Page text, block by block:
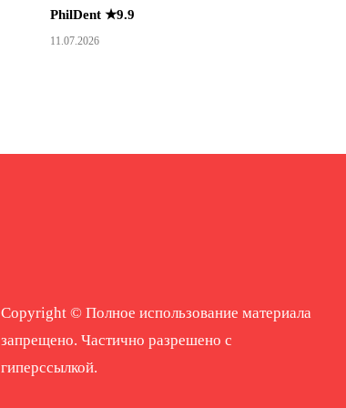
PhilDent ★9.9
11.07.2026
Copyright © Полное использование материала
запрещено. Частично разрешено с
гиперссылкой.